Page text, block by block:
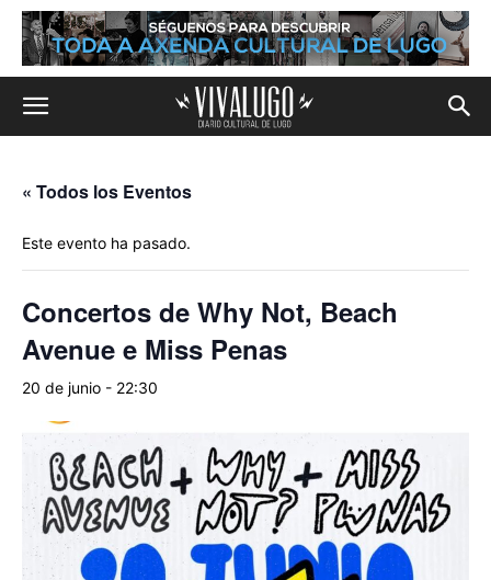
« Todos los Eventos
Este evento ha pasado.
Concertos de Why Not, Beach
Avenue e Miss Penas
20 de junio - 22:30